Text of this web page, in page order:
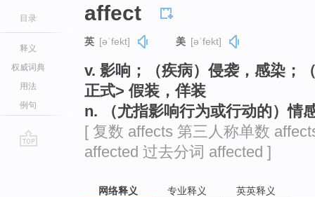
目录
释义
权威词典
用法
例句
affect
英 [əˈfekt] 美 [əˈfekt]
v. 影响；（疾病）侵袭，感染；
正式> 假装，佯装
n. （尤指影响行为或行动的）情
[ 复数 affects 第三人称单数
affected 过去分词 affected ]
网络释义 专业释义 英英释义